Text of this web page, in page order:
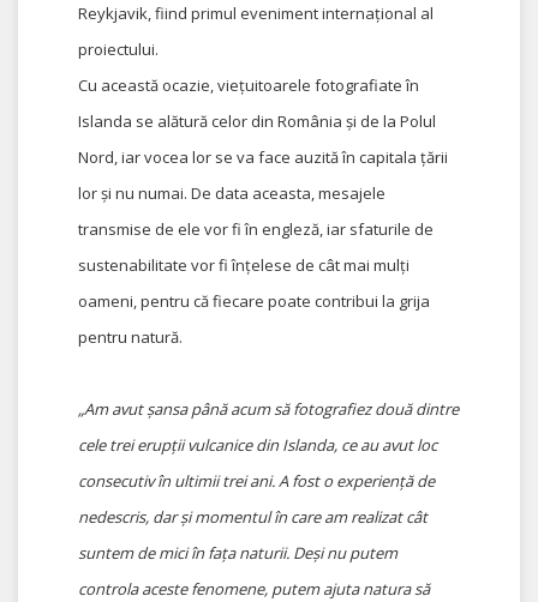
Reykjavik, fiind primul eveniment internațional al
proiectului.
Cu această ocazie, viețuitoarele fotografiate în
Islanda se alătură celor din România și de la Polul
Nord, iar vocea lor se va face auzită în capitala țării
lor și nu numai. De data aceasta, mesajele
transmise de ele vor fi în engleză, iar sfaturile de
sustenabilitate vor fi înțelese de cât mai mulți
oameni, pentru că fiecare poate contribui la grija
pentru natură.
„Am avut șansa până acum să fotografiez două dintre
cele trei erupții vulcanice din Islanda, ce au avut loc
consecutiv în ultimii trei ani. A fost o experiență de
nedescris, dar și momentul în care am realizat cât
suntem de mici în fața naturii. Deși nu putem
controla aceste fenomene, putem ajuta natura să